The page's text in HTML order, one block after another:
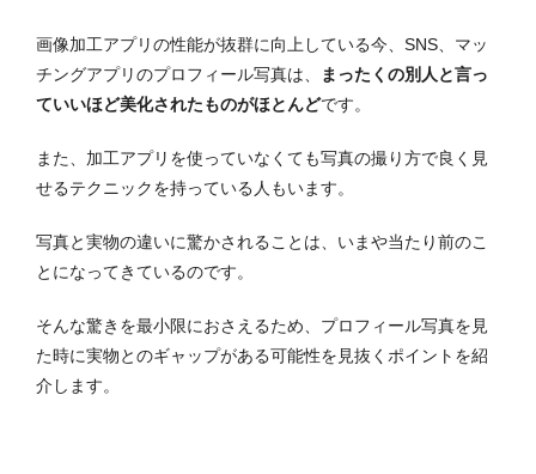
画像加工アプリの性能が抜群に向上している今、SNS、マッ
チングアプリのプロフィール写真は、
まったくの別人と言っ
ていいほど美化されたものがほとんどです。
また、加工アプリを使っていなくても写真の撮り方で良く見
せるテクニックを持っている人もいます。
写真と実物の違いに驚かされることは、いまや当たり前のこ
とになってきているのです。
そんな驚きを最小限におさえるため、プロフィール写真を見
た時に実物とのギャップがある可能性を見抜くポイントを紹
介します。